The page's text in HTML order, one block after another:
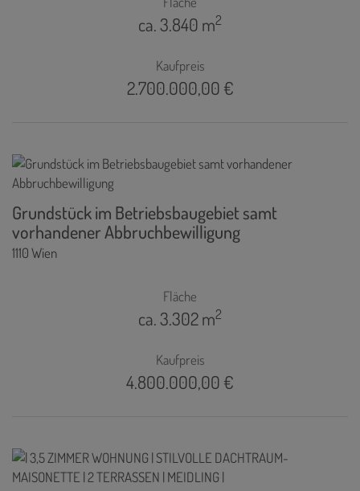
ca. 3.840 m2
Kaufpreis
2.700.000,00 €
Grundstück im Betriebsbaugebiet samt
vorhandener Abbruchbewilligung
1110 Wien
Fläche
ca. 3.302 m2
Kaufpreis
4.800.000,00 €